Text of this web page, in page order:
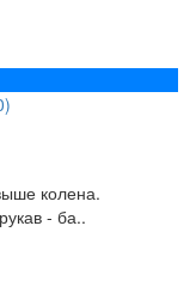
колена.
- ба..